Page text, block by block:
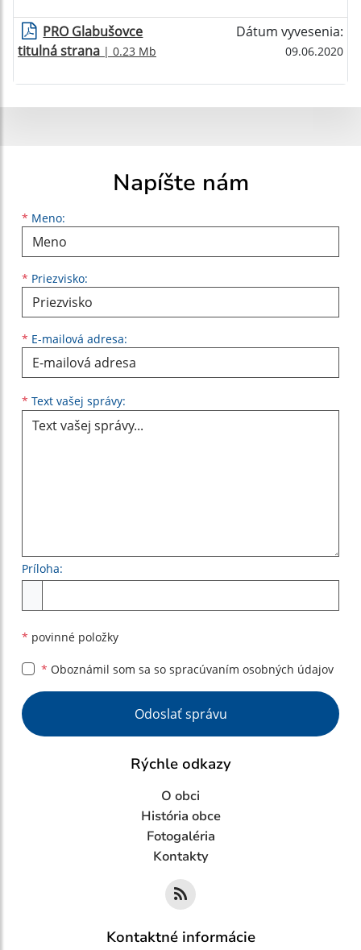
PRO Glabušovce
titulná strana | 0.23 Mb
Dátum vyvesenia:
09.06.2020
Napíšte nám
* Meno:
Meno
* Priezvisko:
Priezvisko
* E-mailová adresa:
E-mailová adresa
* Text vašej správy:
Príloha:
* povinné položky
* Oboznámil som sa so spracúvaním osobných údajov
Google reCaptcha Response
Odoslať správu
Rýchle odkazy
O obci
História obce
Fotogaléria
Kontakty
Kontaktné informácie